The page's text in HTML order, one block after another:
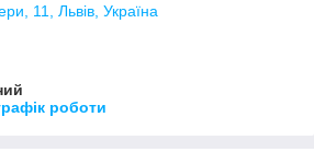
11, Львів, Україна
роботи